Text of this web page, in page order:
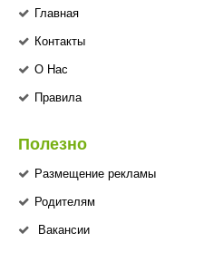
Главная
Контакты
О Нас
Правила
Полезно
Размещение рекламы
Родителям
Вакансии